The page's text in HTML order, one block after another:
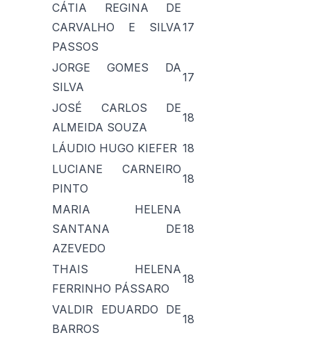
CÁTIA REGINA DE
CARVALHO E SILVA
PASSOS
17
JORGE GOMES DA
SILVA
17
JOSÉ CARLOS DE
ALMEIDA SOUZA
18
LÁUDIO HUGO KIEFER 18
LUCIANE CARNEIRO
PINTO
18
MARIA HELENA
SANTANA DE
AZEVEDO
18
THAIS HELENA
FERRINHO PÁSSARO
18
VALDIR EDUARDO DE
BARROS
18